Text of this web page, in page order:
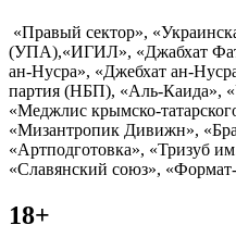
«Правый сектор»,
(УПА),«ИГИЛ», «Джабхат
ан-Нусра», «Джебхат ан-
партия (НБП), «Аль-
«Меджлис крымско-
«Мизантропик Дивижн»,
«Артподготовка», «Тризуб
«Славянский союз»,
18+